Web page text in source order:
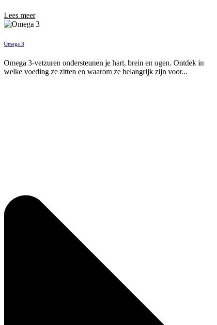
Lees meer
Omega 3
Omega 3-vetzuren ondersteunen je hart, brein en ogen. Ontdek in
welke voeding ze zitten en waarom ze belangrijk zijn voor...